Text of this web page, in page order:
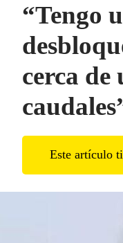
“Tengo
cerca
Este artículo